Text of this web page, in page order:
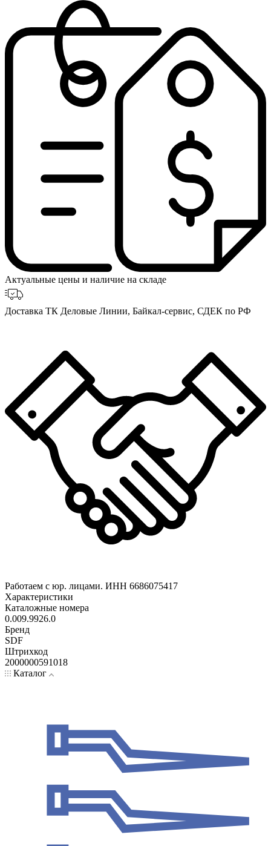
Актуальные цены и наличие на складе
Доставка ТК Деловые Линии, Байкал-сервис, СДЕК по РФ
Работаем с юр. лицами. ИНН 6686075417
Характеристики
Каталожные номера
0.009.9926.0
Бренд
SDF
Штрихкод
2000000591018
Каталог